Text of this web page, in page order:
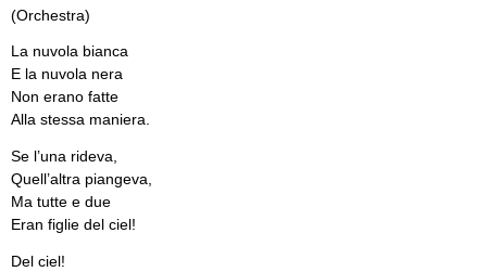
(Orchestra)
La nuvola bianca
E la nuvola nera
Non erano fatte
Alla stessa maniera.
Se l’una rideva,
Quell’altra piangeva,
Ma tutte e due
Eran figlie del ciel!
Del ciel!